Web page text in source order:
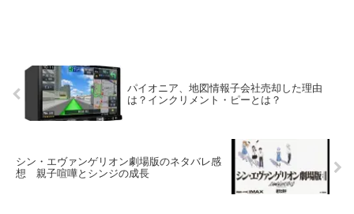
パイオニア、地図情報子会社売却した理由
は？インクリメント・ピーとは？
シン・エヴァンゲリオン劇場版のネタバレ感
想 親子喧嘩とシンジの成長